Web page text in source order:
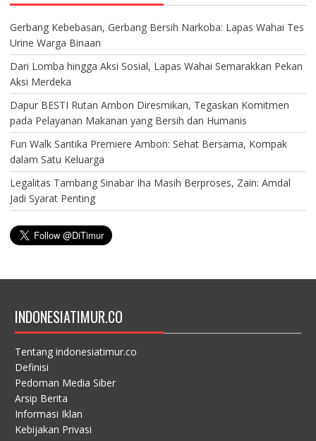
Gerbang Kebebasan, Gerbang Bersih Narkoba: Lapas Wahai Tes
Urine Warga Binaan
Dari Lomba hingga Aksi Sosial, Lapas Wahai Semarakkan Pekan
Aksi Merdeka
Dapur BESTI Rutan Ambon Diresmikan, Tegaskan Komitmen
pada Pelayanan Makanan yang Bersih dan Humanis
Fun Walk Santika Premiere Ambon: Sehat Bersama, Kompak
dalam Satu Keluarga
Legalitas Tambang Sinabar Iha Masih Berproses, Zain: Amdal
Jadi Syarat Penting
INDONESIATIMUR.CO
Tentang indonesiatimur.co
Definisi
Pedoman Media Siber
Arsip Berita
Informasi Iklan
Kebijakan Privasi